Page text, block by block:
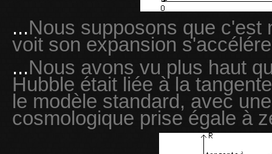
...Nous supposons que c'est
voit son expansion
...Nous avons vu plus haut
Hubble était liée à la
le modèle standard, avec
cosmologique prise égale à